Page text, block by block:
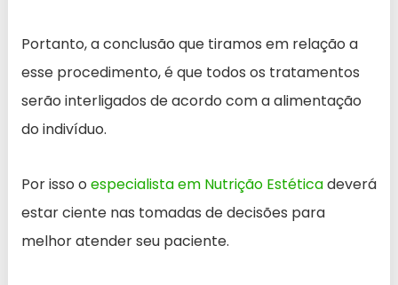
Portanto, a conclusão que tiramos em relação a
esse procedimento, é que todos os tratamentos
serão interligados de acordo com a alimentação
do indivíduo.
Por isso o especialista em Nutrição Estéticadeverá
estar ciente nas tomadas de decisões para
melhor atender seu paciente.